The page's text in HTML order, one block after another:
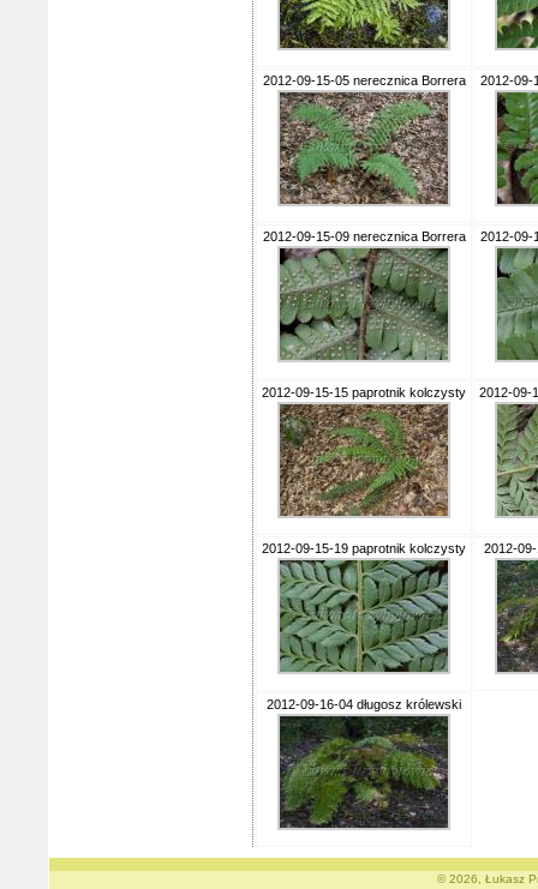
2012-09-15-05 nerecznica Borrera 2012-09-
2012-09-15-09 nerecznica Borrera 2012-09-
2012-09-15-15 paprotnik kolczysty 2012-09-
2012-09-15-19 paprotnik kolczysty 2012-
2012-09-16-04 długosz królewski
© 2026, Łukasz